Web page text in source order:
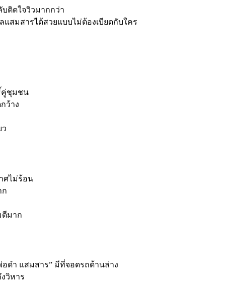
ติดใจวิวมากกว่า
แสมสารได้สวยแบบไม่ต้องเบียดกับใคร
คู่ชุมชน
ว้าง
ว
ศไม่ร้อน
ก
ดีมาก
ดำ แสมสาร” มีที่จอดรถด้านล่าง
วิหาร